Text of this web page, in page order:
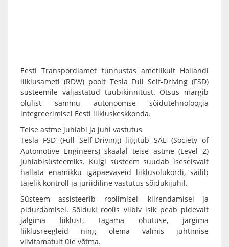
Eesti Transpordiamet tunnustas ametlikult Hollandi
liiklusameti (RDW) poolt Tesla Full Self-Driving (FSD)
süsteemile väljastatud tüübikinnitust. Otsus märgib
olulist sammu autonoomse sõidutehnoloogia
integreerimisel Eesti liikluskeskkonda.
Teise astme juhiabi ja juhi vastutus
Tesla FSD (Full Self-Driving) liigitub SAE (Society of
Automotive Engineers) skaalal teise astme (Level 2)
juhiabisüsteemiks. Kuigi süsteem suudab iseseisvalt
hallata enamikku igapäevaseid liiklusolukordi, säilib
täielik kontroll ja juriidiline vastutus sõidukijuhil.
Süsteem assisteerib roolimisel, kiirendamisel ja
pidurdamisel. Sõiduki roolis viibiv isik peab pidevalt
jälgima liiklust, tagama ohutuse, järgima
liiklusreegleid ning olema valmis juhtimise
viivitamatult üle võtma.